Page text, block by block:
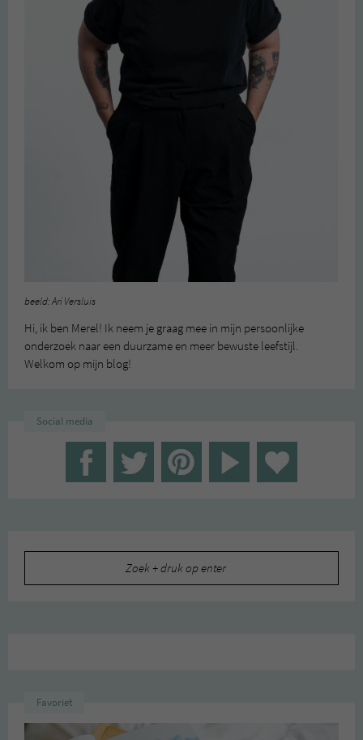
beeld: Ari Versluis
Hi, ik ben Merel! Ik neem je graag mee in mijn persoonlijke
onderzoek naar een duurzame en meer bewuste leefstijl.
Welkom op mijn blog!
Social media
Favoriet